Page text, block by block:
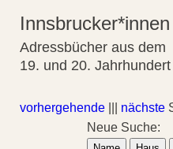
Innsbrucker*innen
Adressbücher aus dem
19. und 20. Jahrhundert
vorhergehende nächste
Neue Suche: